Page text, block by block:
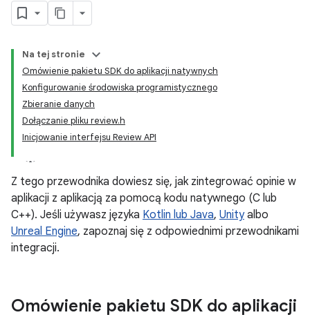
Na tej stronie
Omówienie pakietu SDK do aplikacji natywnych
Konfigurowanie środowiska programistycznego
Zbieranie danych
Dołączanie pliku review.h
Inicjowanie interfejsu Review API
Z tego przewodnika dowiesz się, jak zintegrować opinie w
aplikacji z aplikacją za pomocą kodu natywnego (C lub
C++). Jeśli używasz języka Kotlin lub Java, Unityalbo
Unreal Engine, zapoznaj się z odpowiednimi przewodnikami
integracji.
Omówienie pakietu SDK do aplikacji